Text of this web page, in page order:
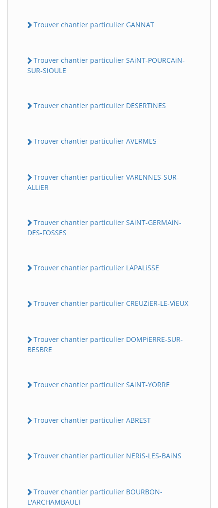
Trouver chantier particulier GANNAT
Trouver chantier particulier SAiNT-POURCAiN-
SUR-SiOULE
Trouver chantier particulier DESERTiNES
Trouver chantier particulier AVERMES
Trouver chantier particulier VARENNES-SUR-
ALLiER
Trouver chantier particulier SAiNT-GERMAiN-
DES-FOSSES
Trouver chantier particulier LAPALiSSE
Trouver chantier particulier CREUZiER-LE-ViEUX
Trouver chantier particulier DOMPiERRE-SUR-
BESBRE
Trouver chantier particulier SAiNT-YORRE
Trouver chantier particulier ABREST
Trouver chantier particulier NERiS-LES-BAiNS
Trouver chantier particulier BOURBON-
L'ARCHAMBAULT